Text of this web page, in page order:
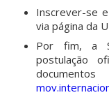
Inscrever-se
via página da
Por fim, a
postulação